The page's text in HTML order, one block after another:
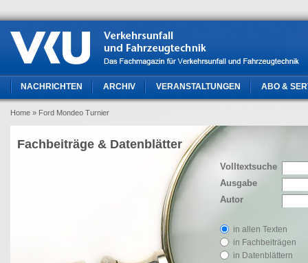
NACHRICHTEN ARCHIV VERANSTALTUNGEN ABO &
Home » Ford Mondeo Turnier
Volltextsuche
Ausgabe
Autor
in allen Texten
in Fachbeiträgen
in Datenblättern
Fachbeiträge & Datenblätter